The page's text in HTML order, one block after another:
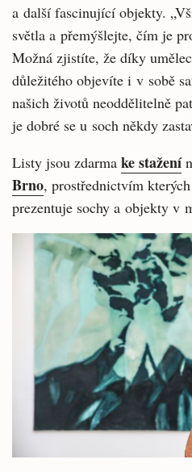
a další fascinující objekty.
světla a přemýšlejte, čím je
Možná zjistíte, že díky
důležitého objevíte i v sobě
našich životů neoddělitelně
je dobré se u soch někdy
Listy jsou zdarma ke stažení
Brno, prostřednictvím
prezentuje sochy a objekty v